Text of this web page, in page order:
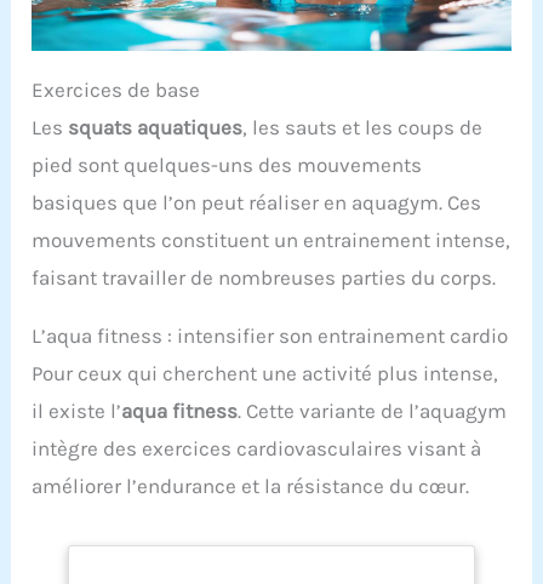
Exercices de base
Les squats aquatiques, les sauts et les coups de
pied sont quelques-uns des mouvements
basiques que l’on peut réaliser en aquagym. Ces
mouvements constituent un entrainement intense,
faisant travailler de nombreuses parties du corps.
L’aqua fitness : intensifier son entrainement cardio
Pour ceux qui cherchent une activité plus intense,
il existe l’aqua fitness. Cette variante de l’aquagym
intègre des exercices cardiovasculaires visant à
améliorer l’endurance et la résistance du cœur.